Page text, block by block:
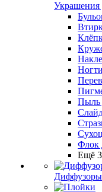
Украшения
Пыль
Флок
Ещё 3